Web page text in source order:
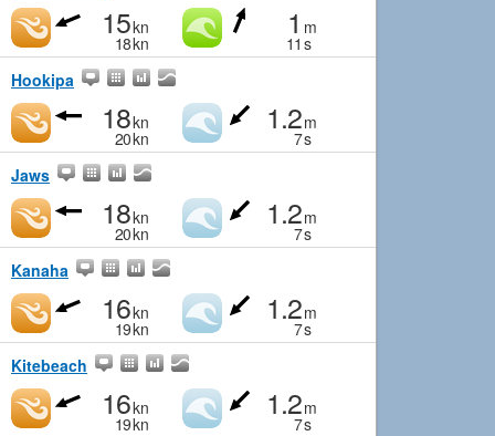
15kn
18kn
1 m
11 s
Hookipa
18kn
20kn
1.2m
7s
Jaws
18kn
20kn
1.2m
7s
Kanaha
16kn
19kn
1.2m
7s
Kitebeach
16kn
19kn
1.2m
7s